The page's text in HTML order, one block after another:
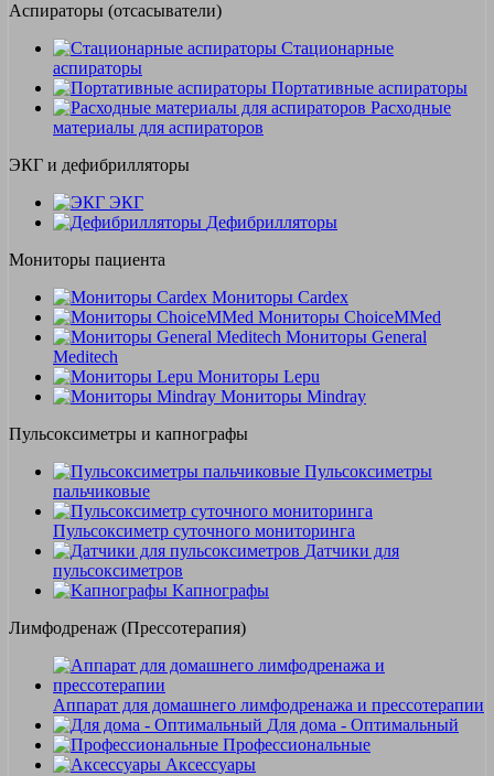
Аспираторы (отсасыватели)
Стационарные
аспираторы
Портативные аспираторы
Расходные
материалы для аспираторов
ЭКГ и дефибрилляторы
ЭКГ
Дефибрилляторы
Мониторы пациента
Мониторы Cardex
Мониторы ChoiceMMed
Мониторы General
Meditech
Мониторы Lepu
Мониторы Mindray
Пульсоксиметры и капнографы
Пульсоксиметры
пальчиковые
Пульсоксиметр суточного мониторинга
Датчики для
пульсоксиметров
Kапнографы
Лимфодренаж (Прессотерапия)
Аппарат для домашнего лимфодренажа и прессотерапии
Для дома - Оптимальный
Профессиональные
Аксессуары